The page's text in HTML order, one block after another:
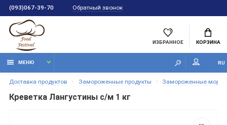
(093)067-39-70 Обратный звонок
ИЗБРАННОЕ КОРЗИНА
МЕНЮ RU
Доставка продуктов Замороженные продукты Замороженные
Креветка Лангустины с/м 1 кг